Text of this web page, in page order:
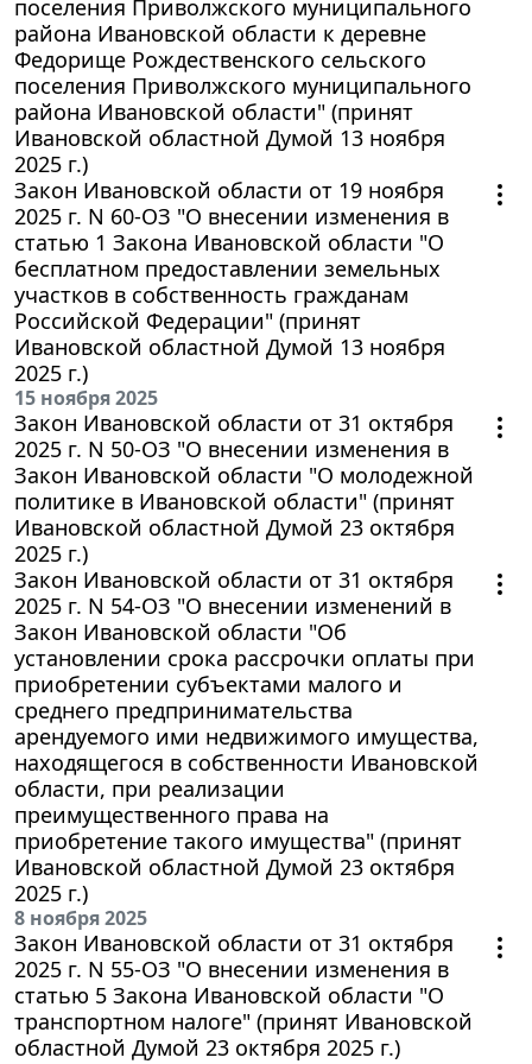
поселения Приволжского муниципального
района Ивановской области к деревне
Федорище Рождественского сельского
поселения Приволжского муниципального
района Ивановской области" (принят
Ивановской областной Думой 13 ноября
2025 г.)
Закон Ивановской области от 19 ноября
2025 г. N 60-ОЗ "О внесении изменения в
статью 1 Закона Ивановской области "О
бесплатном предоставлении земельных
участков в собственность гражданам
Российской Федерации" (принят
Ивановской областной Думой 13 ноября
2025 г.)
15 ноября 2025
Закон Ивановской области от 31 октября
2025 г. N 50-ОЗ "О внесении изменения в
Закон Ивановской области "О молодежной
политике в Ивановской области" (принят
Ивановской областной Думой 23 октября
2025 г.)
Закон Ивановской области от 31 октября
2025 г. N 54-ОЗ "О внесении изменений в
Закон Ивановской области "Об
установлении срока рассрочки оплаты при
приобретении субъектами малого и
среднего предпринимательства
арендуемого ими недвижимого имущества,
находящегося в собственности Ивановской
области, при реализации
преимущественного права на
приобретение такого имущества" (принят
Ивановской областной Думой 23 октября
2025 г.)
8 ноября 2025
Закон Ивановской области от 31 октября
2025 г. N 55-ОЗ "О внесении изменения в
статью 5 Закона Ивановской области "О
транспортном налоге" (принят Ивановской
областной Думой 23 октября 2025 г.)